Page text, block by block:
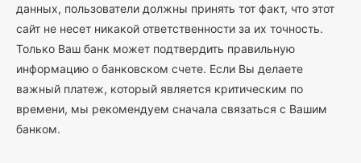
данных, пользователи должны принять тот факт, что этот
сайт не несет никакой ответственности за их точность.
Только Ваш банк может подтвердить правильную
информацию о банковском счете. Если Вы делаете
важный платеж, который является критическим по
времени, мы рекомендуем сначала связаться с Вашим
банком.